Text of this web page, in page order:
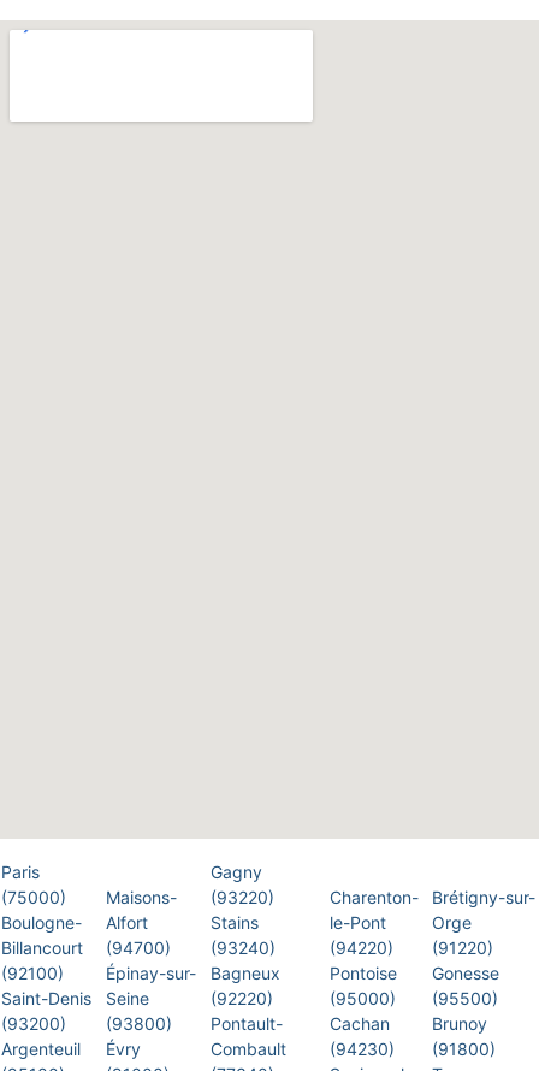
Paris
(75000)
Boulogne-
Billancourt
(92100)
Saint-Denis
(93200)
Argenteuil
Maisons-
Alfort
(94700)
Épinay-sur-
Seine
(93800)
Évry
Gagny
(93220)
Stains
(93240)
Bagneux
(92220)
Pontault-
Combault
Charenton-
le-Pont
(94220)
Pontoise
(95000)
Cachan
(94230)
Brétigny-sur-
Orge
(91220)
Gonesse
(95500)
Brunoy
(91800)